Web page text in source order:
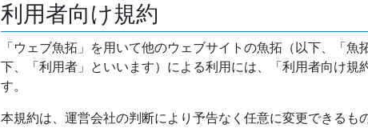
利用者向け規約
「ウェブ魚拓」を用いて他のウェブサイトの魚拓（以下、「
下、「利用者」といいます）による利用には、「利用者向け規
す。
本規約は、運営会社の判断により予告なく任意に変更できるも